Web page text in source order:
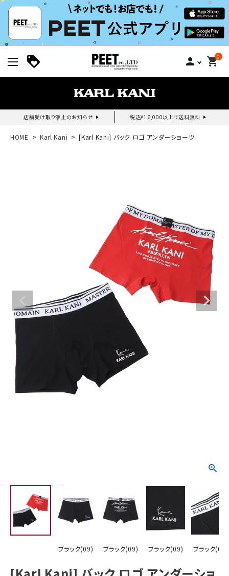
person 0
shopping_cart
店舗受け取り停止のお知らせ 税込¥16,000以上で送料無料
新規会員登録｜ログイン
スタイリング
ニュース・特集
ランキング
お問い合わせ
HOME Karl Kani [Karl Kani] バック ロゴ アンダーショーツ
ブラック(09) ブラック(09) ブラック(09) ブラック(09)